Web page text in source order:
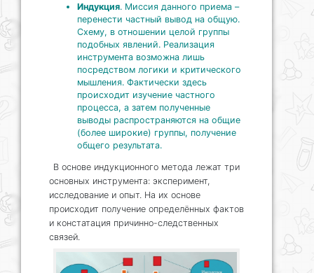
Индукция. Миссия данного приема –
перенести частный вывод на общую.
Схему, в отношении целой группы
подобных явлений. Реализация
инструмента возможна лишь
посредством логики и критического
мышления. Фактически здесь
происходит изучение частного
процесса, а затем полученные
выводы распространяются на общие
(более широкие) группы, получение
общего результата.
В основе индукционного метода лежат три
основных инструмента: эксперимент,
исследование и опыт. На их основе
происходит получение определённых фактов
и констатация причинно-следственных
связей.